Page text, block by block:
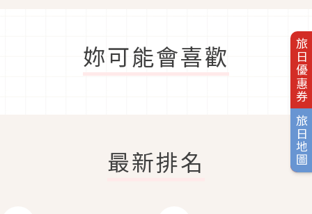
旅日優惠券
旅日地圖
妳可能會喜歡
最新排名